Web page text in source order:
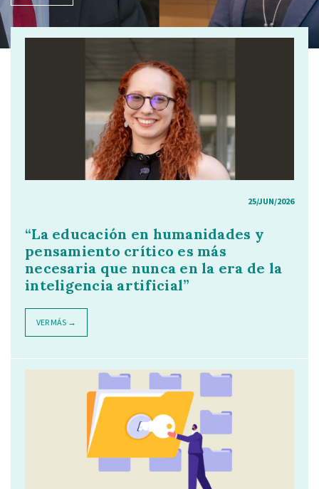
25/JUN/2026
“La educación en humanidades y
pensamiento crítico es más
necesaria que nunca en la era de la
inteligencia artificial”
VER MÁS →